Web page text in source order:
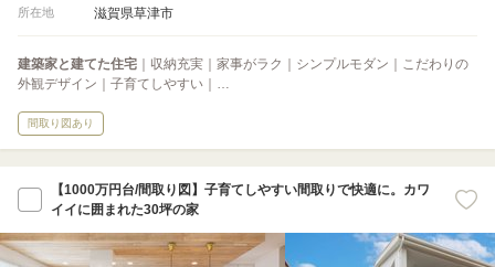
所在地 滋賀県草津市
建築家と建てた住宅 ｜収納充実｜家事がラク｜シンプルモダン｜こだわりの
外観デザイン｜子育てしやすい｜…
間取り図あり
【1000万円台/間取り図】子育てしやすい間取りで快適に。カワ
イイに囲まれた30坪の家